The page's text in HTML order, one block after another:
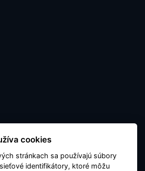
cookies
stránkach sa používajú súbory
identifikátory, ktoré môžu